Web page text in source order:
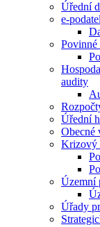
Úřední
e-
Povinné
audity
Úřední
Obecné
Krizový
Územní
Úřady